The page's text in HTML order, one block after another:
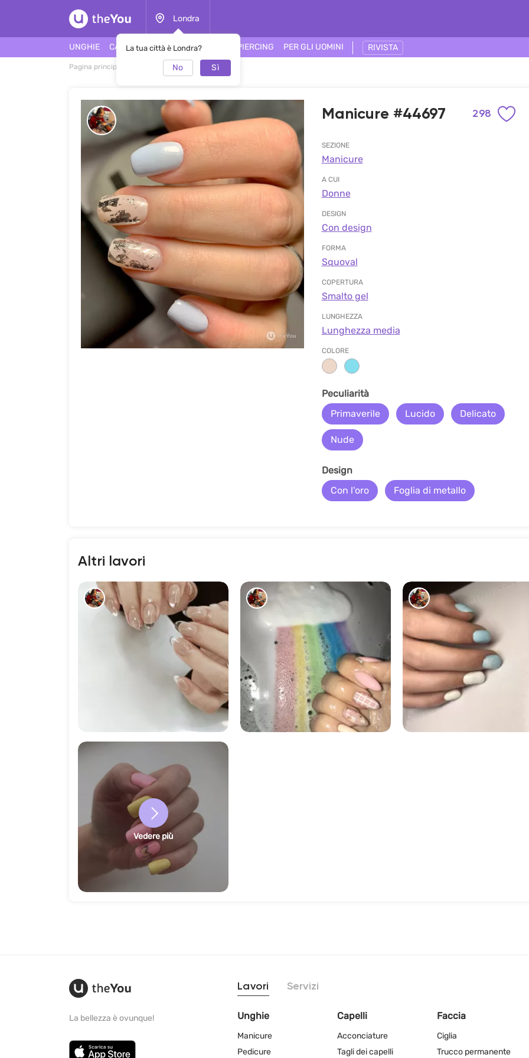
Londra
La tua città è Londra?
No Sì
UNGHIE CAPELLI FACCIA TATUAGGI PIERCING PER GLI UOMINI RIVISTA
Pagina principale Manicure #44697
Manicure #44697 298
SEZIONE
Manicure
A CUI
Donne
DESIGN
Con design
FORMA
Squoval
COPERTURA
Smalto gel
LUNGHEZZA
Lunghezza media
COLORE
Peculiarità
Primaverile
Lucido Delicato
Nude
Design
Con l'oro
Foglia di metallo
Altri lavori
121 209
Vedere più
La bellezza è ovunque!
Lavori Servizi
Unghie
Manicure
Pedicure
Capelli
Acconciature
Tagli dei capelli
Faccia
Ciglia
Trucco permanente